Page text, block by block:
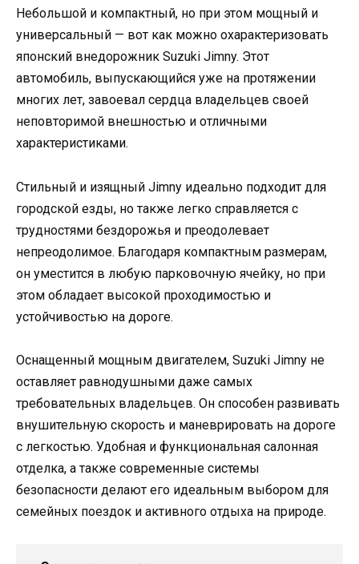
Небольшой и компактный, но при этом мощный и
универсальный — вот как можно охарактеризовать
японский внедорожник Suzuki Jimny. Этот
автомобиль, выпускающийся уже на протяжении
многих лет, завоевал сердца владельцев своей
неповторимой внешностью и отличными
характеристиками.
Стильный и изящный Jimny идеально подходит для
городской езды, но также легко справляется с
трудностями бездорожья и преодолевает
непреодолимое. Благодаря компактным размерам,
он уместится в любую парковочную ячейку, но при
этом обладает высокой проходимостью и
устойчивостью на дороге.
Оснащенный мощным двигателем, Suzuki Jimny не
оставляет равнодушными даже самых
требовательных владельцев. Он способен развивать
внушительную скорость и маневрировать на дороге
с легкостью. Удобная и функциональная салонная
отделка, а также современные системы
безопасности делают его идеальным выбором для
семейных поездок и активного отдыха на природе.